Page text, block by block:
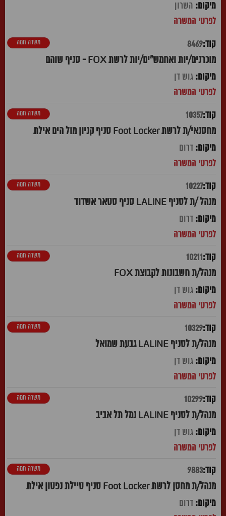
השרון
8469
מוכרנים/יות ואחמש"ים/יות לרשת FOX - סניף שוהם
משרה חמה
גוש דן
10357
מחסנאי/ת לרשת Foot Locker סניף קניון מול הים אילת
משרה חמה
דרום
10227
מנהל /ת לסניף LALINE סניף סטאר אשדוד
משרה חמה
דרום
10211
מנהל/ת חשבונות לקבוצת FOX
משרה חמה
גוש דן
10329
מנהל/ת לסניף LALINE גבעת שמואל
משרה חמה
גוש דן
10299
מנהל/ת לסניף LALINE נמל תל אביב
משרה חמה
גוש דן
9883
מנהל/ת מחסן לרשת Foot Locker סניף טיילת נפטון אילת
משרה חמה
דרום